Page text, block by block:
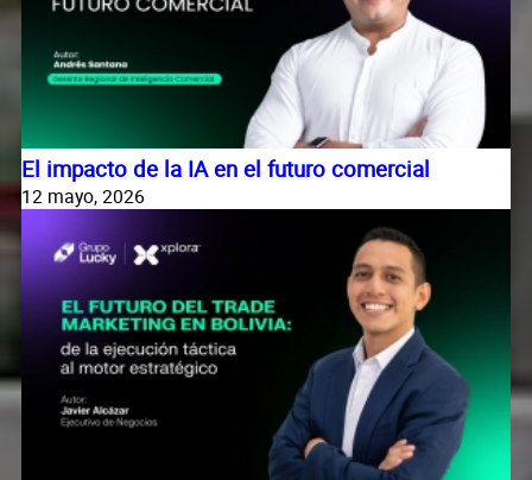
El impacto de la IA en el futuro comercial
12 mayo, 2026